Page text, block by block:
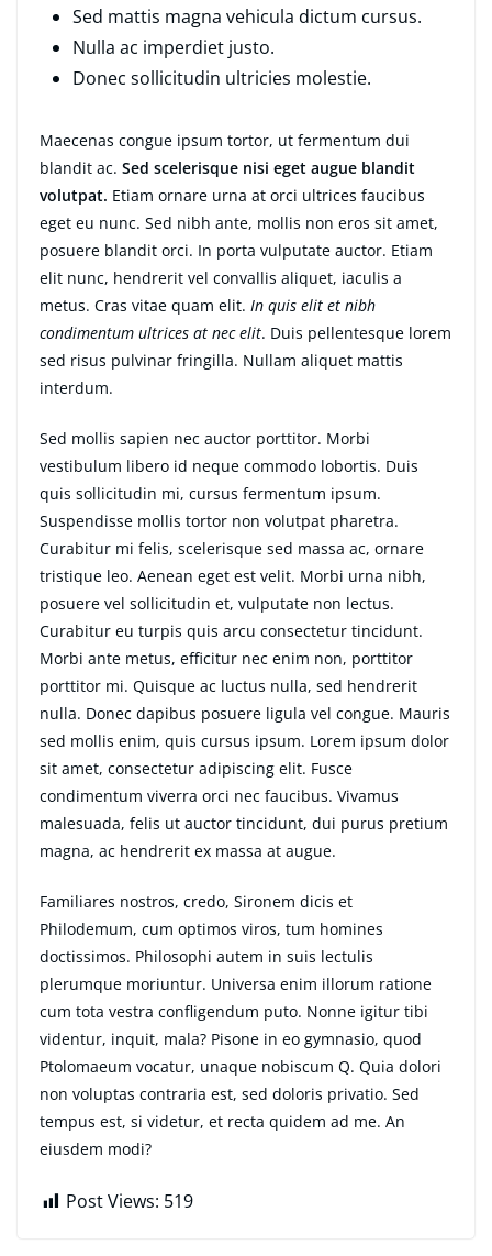
Sed mattis magna vehicula dictum cursus.
Nulla ac imperdiet justo.
Donec sollicitudin ultricies molestie.
Maecenas congue ipsum tortor, ut fermentum dui
blandit ac. Sed scelerisque nisi eget augue blandit
volutpat. Etiam ornare urna at orci ultrices faucibus
eget eu nunc. Sed nibh ante, mollis non eros sit amet,
posuere blandit orci. In porta vulputate auctor. Etiam
elit nunc, hendrerit vel convallis aliquet, iaculis a
metus. Cras vitae quam elit. In quis elit et nibh
condimentum ultrices at nec elit. Duis pellentesque lorem
sed risus pulvinar fringilla. Nullam aliquet mattis
interdum.
Sed mollis sapien nec auctor porttitor. Morbi
vestibulum libero id neque commodo lobortis. Duis
quis sollicitudin mi, cursus fermentum ipsum.
Suspendisse mollis tortor non volutpat pharetra.
Curabitur mi felis, scelerisque sed massa ac, ornare
tristique leo. Aenean eget est velit. Morbi urna nibh,
posuere vel sollicitudin et, vulputate non lectus.
Curabitur eu turpis quis arcu consectetur tincidunt.
Morbi ante metus, efficitur nec enim non, porttitor
porttitor mi. Quisque ac luctus nulla, sed hendrerit
nulla. Donec dapibus posuere ligula vel congue. Mauris
sed mollis enim, quis cursus ipsum. Lorem ipsum dolor
sit amet, consectetur adipiscing elit. Fusce
condimentum viverra orci nec faucibus. Vivamus
malesuada, felis ut auctor tincidunt, dui purus pretium
magna, ac hendrerit ex massa at augue.
Familiares nostros, credo, Sironem dicis et
Philodemum, cum optimos viros, tum homines
doctissimos. Philosophi autem in suis lectulis
plerumque moriuntur. Universa enim illorum ratione
cum tota vestra confligendum puto. Nonne igitur tibi
videntur, inquit, mala? Pisone in eo gymnasio, quod
Ptolomaeum vocatur, unaque nobiscum Q. Quia dolori
non voluptas contraria est, sed doloris privatio. Sed
tempus est, si videtur, et recta quidem ad me. An
eiusdem modi?
Post Views: 519